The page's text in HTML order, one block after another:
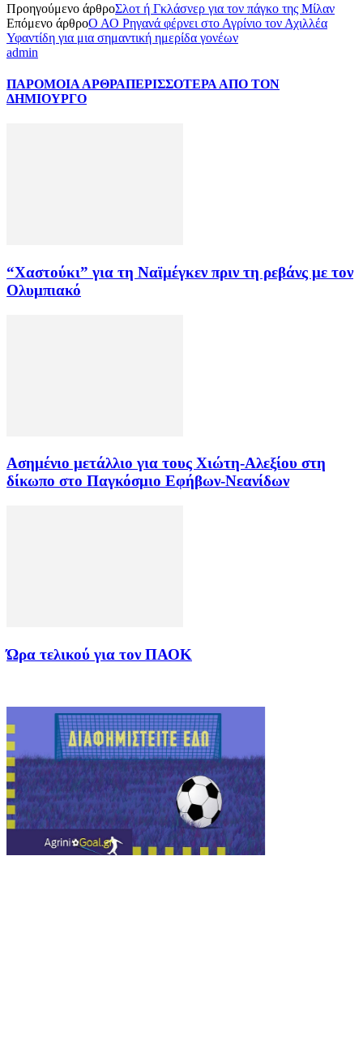
Προηγούμενο άρθροΣλοτ ή Γκλάσνερ για τον πάγκο της Μίλαν
Επόμενο άρθροΟ ΑΟ Ρηγανά φέρνει στο Αγρίνιο τον Αχιλλέα
Υφαντίδη για μια σημαντική ημερίδα γονέων
admin
ΠΑΡΟΜΟΙΑ ΑΡΘΡΑΠΕΡΙΣΣΟΤΕΡΑ ΑΠΟ ΤΟΝ
ΔΗΜΙΟΥΡΓΟ
“Χαστούκι” για τη Ναϊμέγκεν πριν τη ρεβάνς με τον
Ολυμπιακό
Ασημένιο μετάλλιο για τους Χιώτη-Αλεξίου στη
δίκωπο στο Παγκόσμιο Εφήβων-Νεανίδων
Ώρα τελικού για τον ΠΑΟΚ